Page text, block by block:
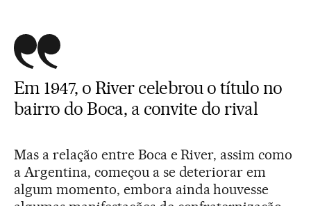
Em 1947, o River celebrou o título no
bairro do Boca, a convite do rival
Mas a relação entre Boca e River, assim como
a Argentina, começou a se deteriorar em
algum momento, embora ainda houvesse